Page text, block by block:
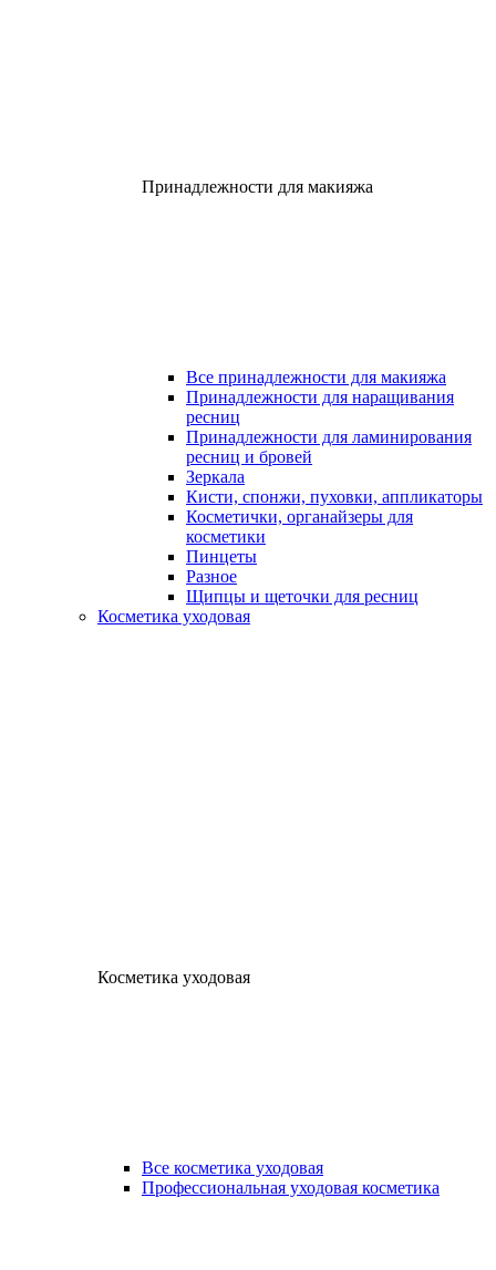
Принадлежности для макияжа
Все принадлежности для макияжа
Принадлежности для наращивания
ресниц
Принадлежности для ламинирования
ресниц и бровей
Зеркала
Кисти, спонжи, пуховки, аппликаторы
Косметички, органайзеры для
косметики
Пинцеты
Разное
Щипцы и щеточки для ресниц
Косметика уходовая
Косметика уходовая
Все косметика уходовая
Профессиональная уходовая косметика